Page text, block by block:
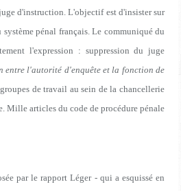
d'instruction. L'objectif est d'insister sur
pénal français. Le communiqué du
l'expression : suppression du juge
entre l'autorité d'enquête et la fonction de
de travail au sein de la chancellerie
Mille articles du code de procédure pénale
par le rapport Léger - qui a esquissé en